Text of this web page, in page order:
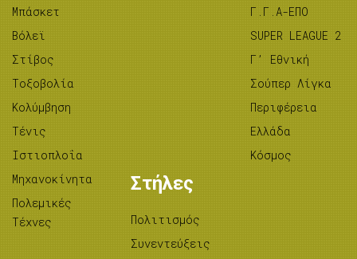
Μπάσκετ
Βόλεϊ
Στίβος
Tοξοβολία
Κολύμβηση
Τένις
Ιστιοπλοΐα
Μηχανοκίνητα
Πολεμικές
Τέχνες
Γ.Γ.Α-ΕΠΟ
SUPER LEAGUE 2
Γ’ Εθνική
Σούπερ Λίγκα
Περιφέρεια
Ελλάδα
Κόσμος
Στήλες
Πολιτισμός
Συνεντεύξεις